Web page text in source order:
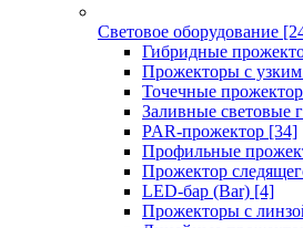
Световое оборудование
Гибридные
Прожекторы с
Точечные
Заливные световые
PAR-прожектор [34]
Профильные
Прожектор
LED-бар (Bar) [4]
Прожекторы с